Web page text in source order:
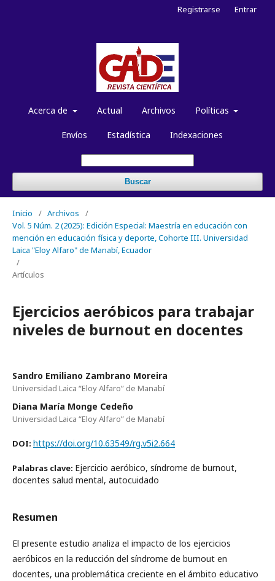
Acerca de Actual Archivos Políticas
Envíos Estadística Indexaciones
Buscar
Registrarse Entrar
Inicio / Archivos
/
Vol. 5 Núm. 2 (2025): Edición Especial: Maestría en educación con
mención en educación física y deporte, Cohorte III. Universidad
Laica "Eloy Alfaro" de Manabí, Ecuador
/
Artículos
Ejercicios aeróbicos para trabajar
niveles de burnout en docentes
Sandro Emiliano Zambrano Moreira
Universidad Laica “Eloy Alfaro” de Manabí
Diana María Monge Cedeño
Universidad Laica “Eloy Alfaro” de Manabí
DOI: https://doi.org/10.63549/rg.v5i2.664
Palabras clave: Ejercicio aeróbico, síndrome de burnout,
docentes salud mental, autocuidado
Resumen
El presente estudio analiza el impacto de los ejercicios
aeróbicos en la reducción del síndrome de burnout en
docentes, una problemática creciente en el ámbito educativo